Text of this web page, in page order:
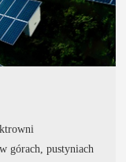
górach, pustyniach